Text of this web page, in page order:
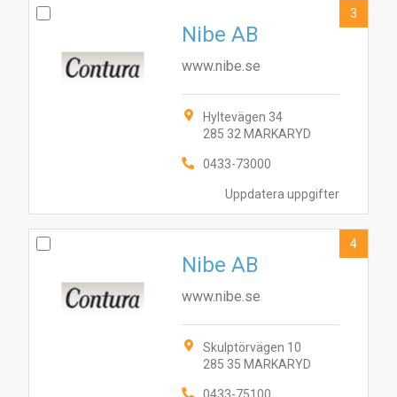
Uppdatera uppgifter
Nibe AB
www.nibe.se
Hyltevägen 34
285 32 MARKARYD
0433-73000
3
Nibe AB
www.nibe.se
Skulptörvägen 10
285 35 MARKARYD
4